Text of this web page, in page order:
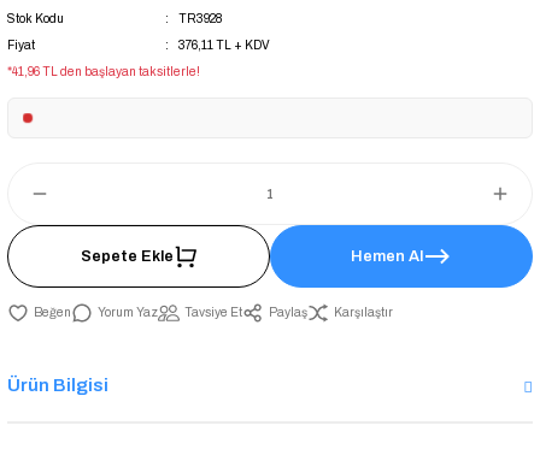
Stok Kodu
TR3928
Fiyat
376,11 TL + KDV
*41,96 TL den başlayan taksitlerle!
Sepete Ekle Hemen Al
Yorum Yaz Tavsiye Et Paylaş Karşılaştır
Ürün Bilgisi